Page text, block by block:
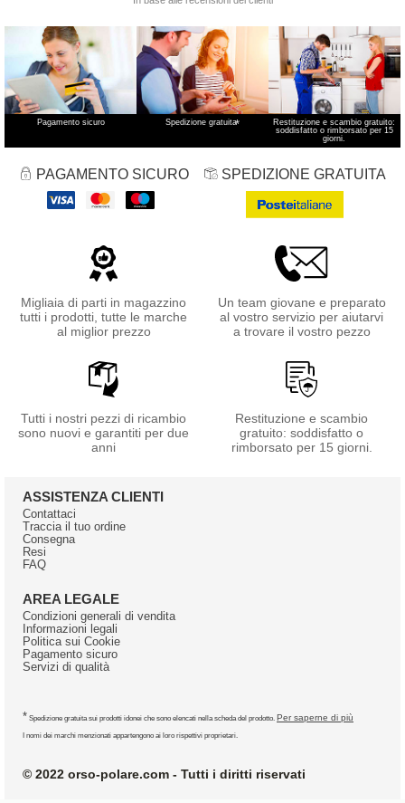
Pagamento sicuro Spedizione gratuita*
Restituzione e scambio gratuito:
soddisfatto o rimborsato per 15
giorni.
PAGAMENTO SICURO SPEDIZIONE GRATUITA
Migliaia di parti in magazzino
tutti i prodotti, tutte le marche
al miglior prezzo
Un team giovane e preparato
al vostro servizio per aiutarvi
a trovare il vostro pezzo
Tutti i nostri pezzi di ricambio
sono nuovi e garantiti per due
anni
Restituzione e scambio
gratuito: soddisfatto o
rimborsato per 15 giorni.
ASSISTENZA CLIENTI
Contattaci
Traccia il tuo ordine
Consegna
Resi
FAQ
AREA LEGALE
Condizioni generali di vendita
Informazioni legali
Politica sui Cookie
Pagamento sicuro
Servizi di qualità
* Spedizione gratuita sui prodotti idonei che sono elencati nella scheda del prodotto. Per saperne di più
I nomi dei marchi menzionati appartengono ai loro rispettivi proprietari.
© 2022 orso-polare.com - Tutti i diritti riservati